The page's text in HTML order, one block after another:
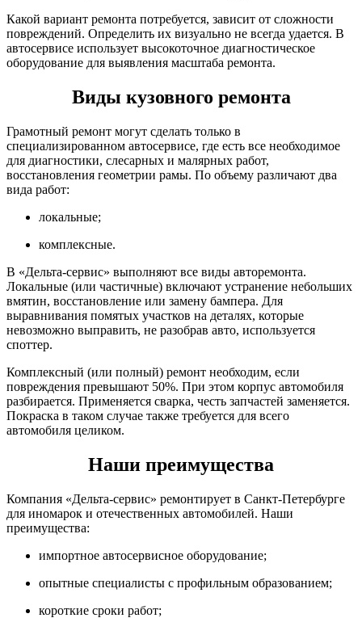
Какой вариант ремонта потребуется, зависит от сложности
повреждений. Определить их визуально не всегда удается. В
автосервисе использует высокоточное диагностическое
оборудование для выявления масштаба ремонта.
Виды кузовного ремонта
Грамотный ремонт могут сделать только в
специализированном автосервисе, где есть все необходимое
для диагностики, слесарных и малярных работ,
восстановления геометрии рамы. По объему различают два
вида работ:
локальные;
комплексные.
В «Дельта-сервис» выполняют все виды авторемонта.
Локальные (или частичные) включают устранение небольших
вмятин, восстановление или замену бампера. Для
выравнивания помятых участков на деталях, которые
невозможно выправить, не разобрав авто, используется
споттер.
Комплексный (или полный) ремонт необходим, если
повреждения превышают 50%. При этом корпус автомобиля
разбирается. Применяется сварка, честь запчастей заменяется.
Покраска в таком случае также требуется для всего
автомобиля целиком.
Наши преимущества
Компания «Дельта-сервис» ремонтирует в Санкт-Петербурге
для иномарок и отечественных автомобилей. Наши
преимущества:
импортное автосервисное оборудование;
опытные специалисты с профильным образованием;
короткие сроки работ;